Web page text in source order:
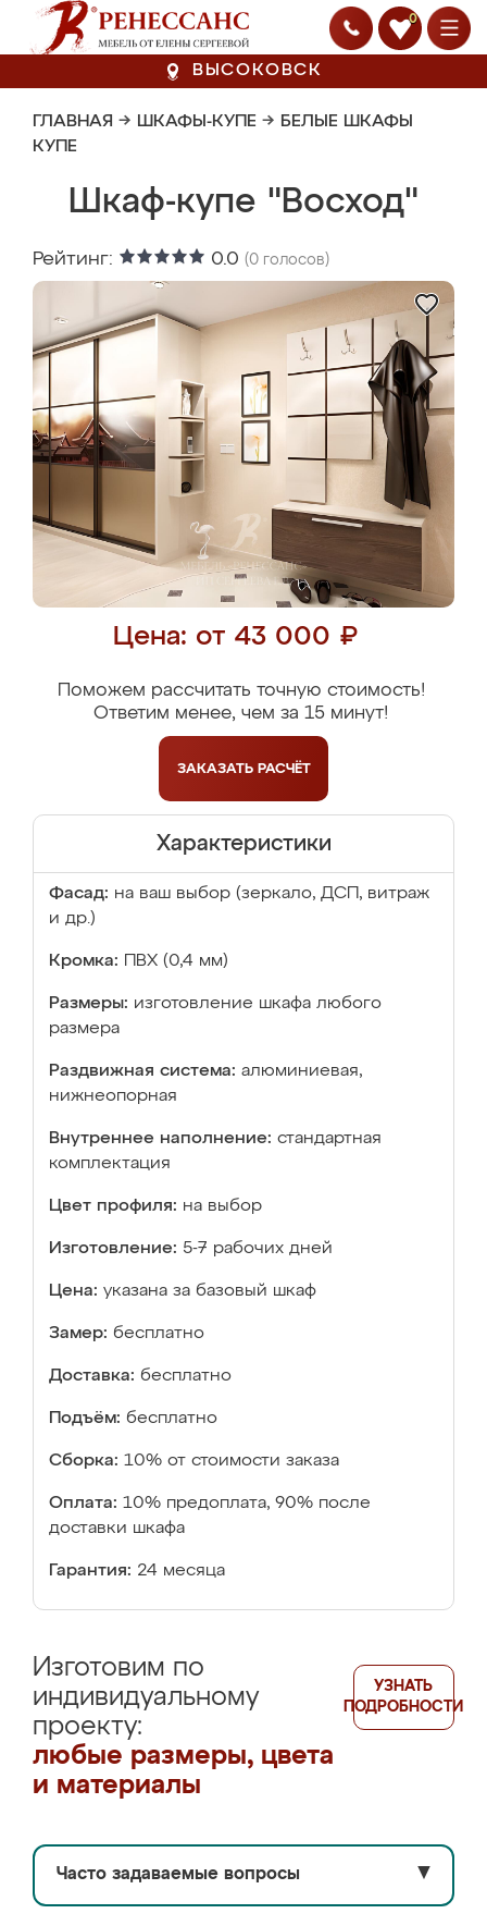
0
ВЫСОКОВСК
ГЛАВНАЯ → ШКАФЫ-КУПЕ → БЕЛЫЕ ШКАФЫ
КУПЕ
Шкаф-купе "Восход"
Рейтинг: 0.0 (0 голосов)
Цена: от 43 000 ₽
Поможем рассчитать точную стоимость!
Ответим менее, чем за 15 минут!
ЗАКАЗАТЬ РАСЧЁТ
Характеристики
Фасад: на ваш выбор (зеркало, ДСП, витраж
и др.)
Кромка: ПВХ (0,4 мм)
Размеры: изготовление шкафа любого
размера
Раздвижная система: алюминиевая,
нижнеопорная
Внутреннее наполнение: стандартная
комплектация
Цвет профиля: на выбор
Изготовление: 5-7 рабочих дней
Цена: указана за базовый шкаф
Замер: бесплатно
Доставка: бесплатно
Подъём: бесплатно
Сборка: 10% от стоимости заказа
Оплата: 10% предоплата, 90% после
доставки шкафа
Гарантия: 24 месяца
Изготовим по
индивидуальному
проекту:
любые размеры, цвета
и материалы
УЗНАТЬ
ПОДРОБНОСТИ
Часто задаваемые вопросы ▼